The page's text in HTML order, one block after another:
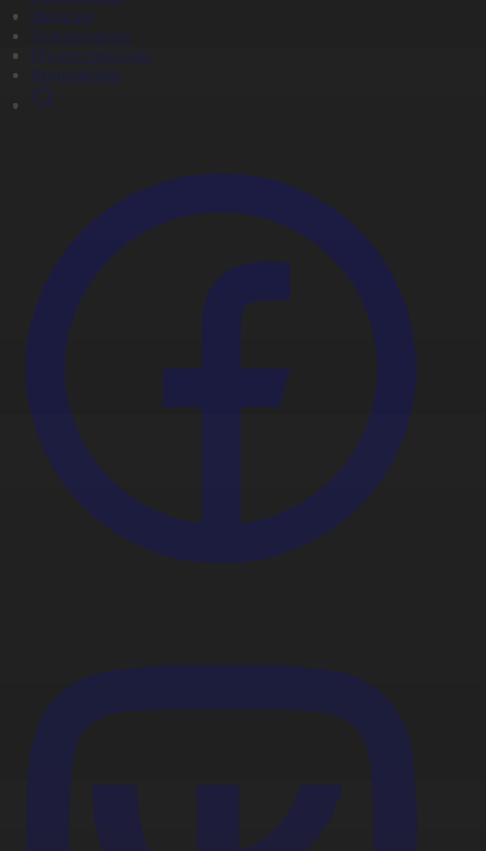
Жобалар
Телехикаялар
Мультсериалдар
Видеоархив